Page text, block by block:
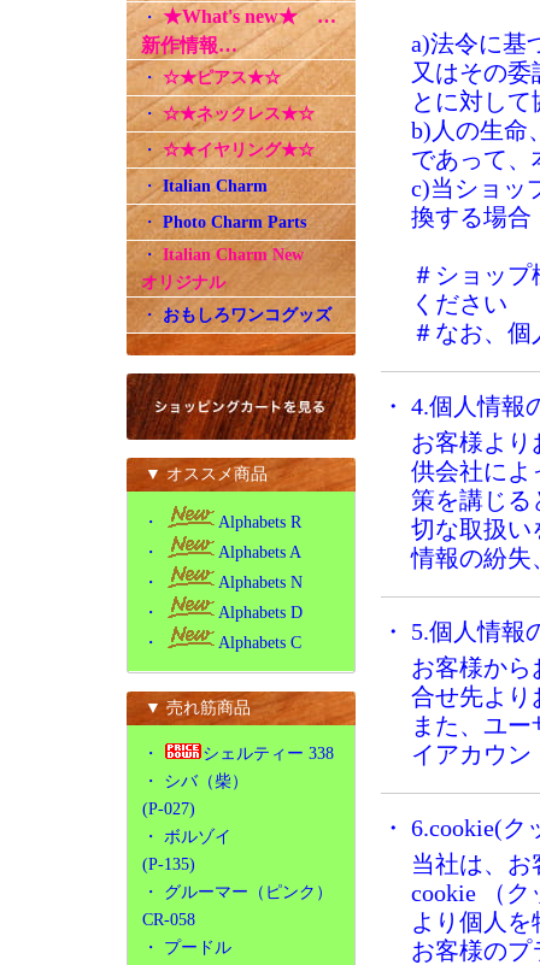
・★What's new★ …
新作情報…
・ ☆★ピアス★☆
・ ☆★ネックレス★☆
・☆★イヤリング★☆
・Italian Charm
・Photo Charm Parts
・ Italian Charm New
オリジナル
・ おもしろワンコグッズ
▼ オススメ商品
・
Alphabets R
・
Alphabets A
・
Alphabets N
・
Alphabets D
・
Alphabets C
▼ 売れ筋商品
・
シェルティー 338
・ シバ（柴）
(P-027)
・ ボルゾイ
(P-135)
・ グルーマー（ピンク）
CR-058
・ プードル
a)法令に基
又はその
とに対し
b)人の生命
であって、
c)当ショッ
換する場合
＃ショッ
ください
＃なお、
・ 4.個人情報
お客様よ
供会社によ
策を講じる
切な取扱い
情報の紛失
・ 5.個人情報
お客様か
合せ先より
また、ユ
イアカウ
・ 6.cookie(
当社は、
cookie （
より個人
お客様の